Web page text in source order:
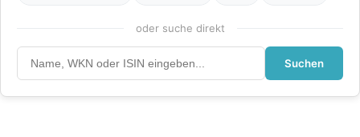
oder suche direkt
Suchen